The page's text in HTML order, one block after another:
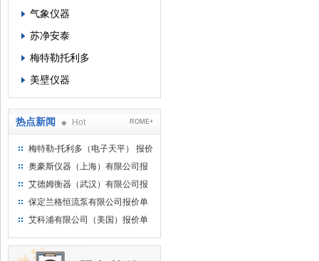
气象仪器
苏净安泰
梅特勒托利多
美壁仪器
热点新闻 Hot ROME+
梅特勒-托利多（电子天平） 报价
单
奥豪斯仪器（上海）有限公司报
价单
艾德姆衡器（武汉）有限公司报
价单
保定兰格恒流泵有限公司报价单
艾科浦有限公司（美国）报价单